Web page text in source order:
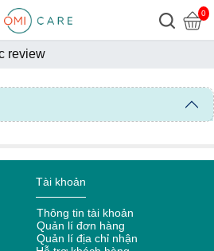
0
review
Tài khoản
Thông tin tài khoản
Quản lí đơn hàng
Quản lí địa chỉ nhận